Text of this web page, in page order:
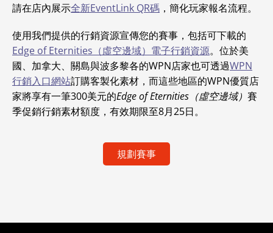
請在店內展示全新EventLink QR碼 ，簡化玩家報名流程。
使用我們提供的行銷資源宣傳您的賽事，包括可下載的
Edge of Eternities（虛空邊域）電子行銷資源。位於美
國、加拿大、關島與波多黎各的WPN店家也可透過WPN
行銷入口網站訂購客製化素材，而這些地區的WPN優質店
家將享有一筆300美元的Edge of Eternities（虛空邊域） 賽
季促銷行銷素材額度，有效期限至8月25日。
規劃賽事